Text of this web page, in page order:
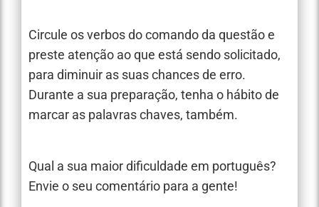
Circule os verbos do comando da questão e
preste atenção ao que está sendo solicitado,
para diminuir as suas chances de erro.
Durante a sua preparação, tenha o hábito de
marcar as palavras chaves, também.
Qual a sua maior dificuldade em português?
Envie o seu comentário para a gente!